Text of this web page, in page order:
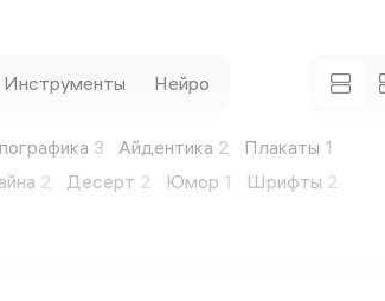
Инструменты Нейро
3 Айдентика 2 Плакаты 1
2 Десерт 2 Юмор 1 Шрифты 2